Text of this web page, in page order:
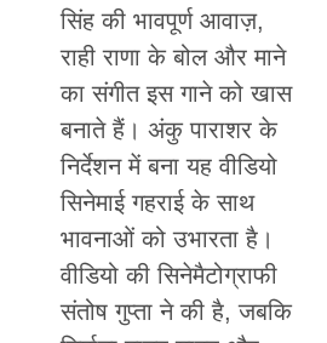
सिंह की भावपूर्ण आवाज़,
राही राणा के बोल और माने
का संगीत इस गाने को खास
बनाते हैं। अंकु पाराशर के
निर्देशन में बना यह वीडियो
सिनेमाई गहराई के साथ
भावनाओं को उभारता है।
वीडियो की सिनेमैटोग्राफी
संतोष गुप्ता ने की है, जबकि